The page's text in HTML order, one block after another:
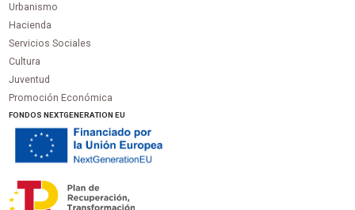
Urbanismo
Hacienda
Servicios Sociales
Cultura
Juventud
Promoción Económica
FONDOS NEXTGENERATION EU